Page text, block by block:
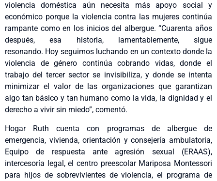
violencia doméstica aún necesita más apoyo social y
económico porque la violencia contra las mujeres continúa
rampante como en los inicios del albergue. “Cuarenta años
después, esa historia, lamentablemente, sigue
resonando. Hoy seguimos luchando en un contexto donde la
violencia de género continúa cobrando vidas, donde el
trabajo del tercer sector se invisibiliza, y donde se intenta
minimizar el valor de las organizaciones que garantizan
algo tan básico y tan humano como la vida, la dignidad y el
derecho a vivir sin miedo”, comentó.
Hogar Ruth cuenta con programas de albergue de
emergencia, vivienda, orientación y consejería ambulatoria,
Equipo de respuesta ante agresión sexual (ERAAS),
intercesoría legal, el centro preescolar Mariposa Montessori
para hijos de sobrevivientes de violencia, el programa de